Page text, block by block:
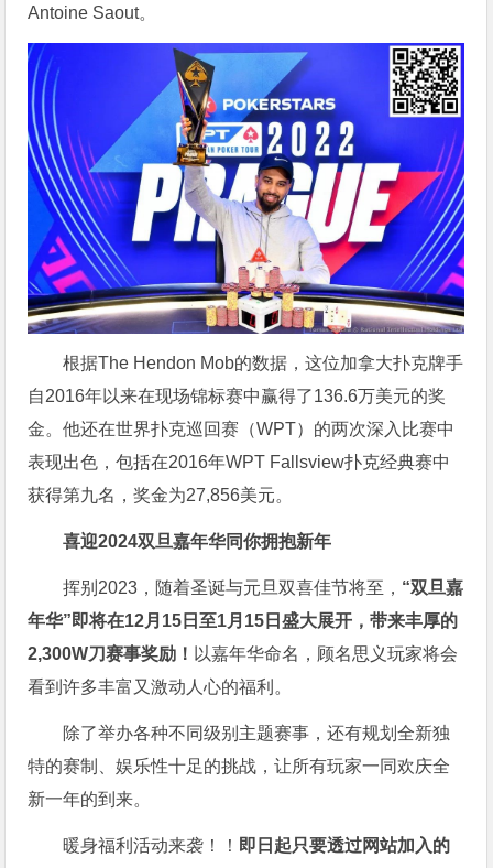
Antoine Saout。
根据The Hendon Mob的数据，这位加拿大扑克牌手
自2016年以来在现场锦标赛中赢得了136.6万美元的奖
金。他还在世界扑克巡回赛（WPT）的两次深入比赛中
表现出色，包括在2016年WPT Fallsview扑克经典赛中
获得第九名，奖金为27,856美元。
喜迎2024双旦嘉年华同你拥抱新年
挥别2023，随着圣诞与元旦双喜佳节将至， “双旦嘉
年华”即将在12月15日至1月15日盛大展开，带来丰厚的
2,300W刀赛事奖励！ 以嘉年华命名，顾名思义玩家将会
看到许多丰富又激动人心的福利。
除了举办各种不同级别主题赛事，还有规划全新独
特的赛制、娱乐性十足的挑战，让所有玩家一同欢庆全
新一年的到来。
暖身福利活动来袭！！ 即日起只要透过网站加入的